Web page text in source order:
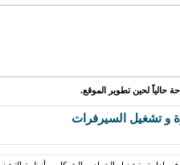
حالياً لحين تطوير الموقع.
و تشغيل السيرفرات